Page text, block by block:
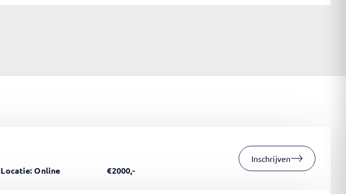
Locatie: Online €2000,-
Inschrijven